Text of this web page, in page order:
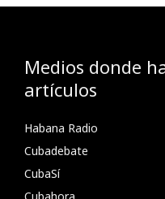
Medios donde
artículos
Habana Radio
Cubadebate
CubaSí